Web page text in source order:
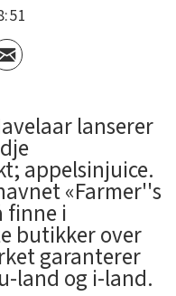
lanserer
appelsinjuice.
«Farmer''s
finne i
butikker over
garanterer
land og i-land.